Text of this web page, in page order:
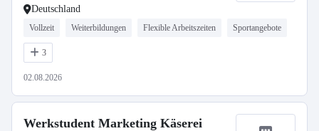
Deutschland
Vollzeit Weiterbildungen Flexible Arbeitszeiten Sportangebote
3
02.08.2026
Werkstudent Marketing Käserei